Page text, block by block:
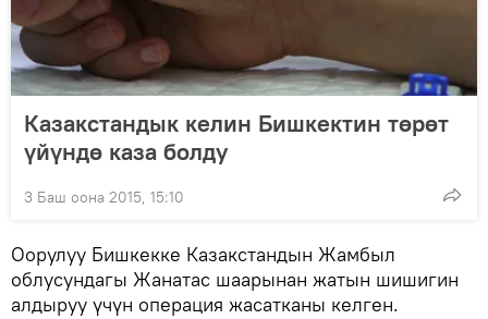
Казакстандык келин Бишкектин төрөт
үйүндө каза болду
3 Баш оона 2015, 15:10
Оорулуу Бишкекке Казакстандын Жамбыл
облусундагы Жанатас шаарынан жатын шишигин
алдыруу үчүн операция жасатканы келген.